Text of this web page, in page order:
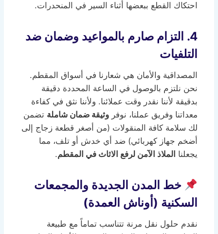
احتكاك القطع ببعضها أثناء السير في المنحدرات.
4. التزام صارم بالمواعيد وضمان ضد
التلفيات
المصداقية والأمان هي شعارنا في أسواق المقطم.
نحن نلتزم بالوصول في الساعة المحددة دقيقة
بدقيقة لأننا نقدر وقت عملائنا. ولأننا نثق في كفاءة
معداتنا وفريق عملنا، نوفر وثيقة ضمان شاملة تضمن
لك سلامة كافة المنقولات (من أصغر قطعة زجاج إلى
أضخم جهاز كهربائي) ضد أي خدش أو تلف، مما
يجعلنا الملاذ الآمن لرفع الاثاث في المقطم.
خط المدن الجديدة والمجمعات
السكنية (أوناش العمدة)
نقدم حلول نقل مرنة تتناسب تماماً مع طبيعة